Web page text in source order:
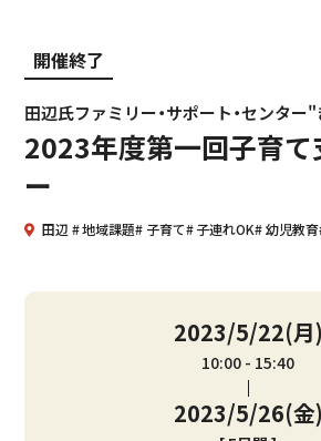
開催終了
田辺氏ファミリー・サポート・センター
2023年度第一回子育て
ー
田辺 地域課題 子育て 子連れOK 幼児教育
2023/5/22(月)
10:00 15:40
2023/5/26(金)